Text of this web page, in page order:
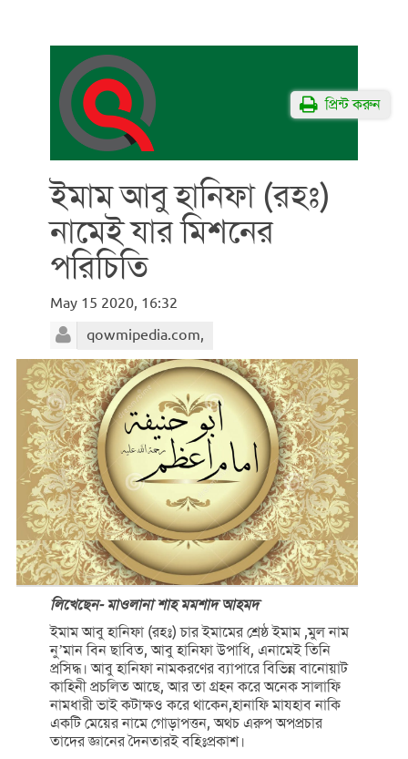
ইমাম আবু হানিফা (রহঃ)
নামেই যার মিশনের
পরিচিতি
May 15 2020, 16:32
qowmipedia.com,
লিখেছেন- মাওলানা শাহ মমশাদ আহমদ
ইমাম আবু হানিফা (রহঃ) চার ইমামের শ্রেষ্ঠ ইমাম ,মুল নাম
নু’মান বিন ছাবিত, আবু হানিফা উপাধি, এনামেই তিনি
প্রসিদ্ধ। আবু হানিফা নামকরণের ব্যাপারে বিভিন্ন বানোয়াট
কাহিনী প্রচলিত আছে, আর তা গ্রহন করে অনেক সালাফি
নামধারী ভাই কটাক্ষও করে থাকেন,হানাফি মাযহাব নাকি
একটি মেয়ের নামে গোড়াপত্তন, অথচ এরুপ অপপ্রচার
তাদের জ্ঞানের দৈনতারই বহিঃপ্রকাশ।
প্রিন্ট করুন